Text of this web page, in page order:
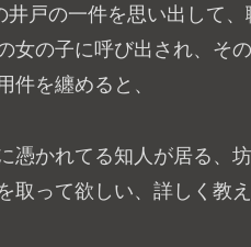
井戸の一件を思い出して
女の子に呼び出され、そ
件を纏めると、
憑かれてる知人が居る、
取って欲しい、詳しく教え